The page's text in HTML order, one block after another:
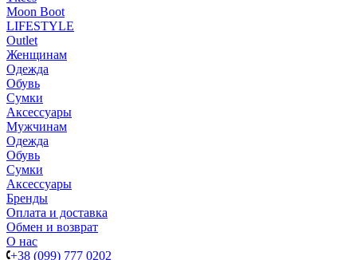
Moon Boot
LIFESTYLE
Outlet
Женщинам
Одежда
Обувь
Сумки
Аксессуары
Мужчинам
Одежда
Обувь
Сумки
Аксессуары
Бренды
Оплата и доставка
Обмен и возврат
О нас
+38 (099) 777 0202